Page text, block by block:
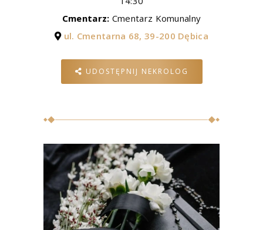
Cmentarz: Cmentarz Komunalny
ul. Cmentarna 68, 39-200 Dębica
UDOSTĘPNIJ NEKROLOG